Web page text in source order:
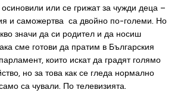
или се грижат за чужди деца –
и саможертва са двойно по-големи. Но
значи да си родител и да носиш
сме готови да пратим в Българския
които искат да градят голямо
но за това как се гледа нормално
са чували. По телевизията.